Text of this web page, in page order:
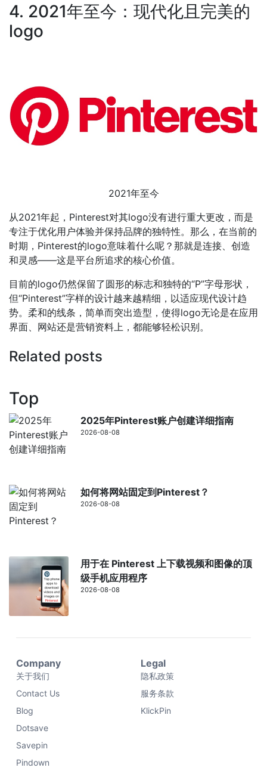
4. 2021年至今：现代化且完美的
logo
2021年至今
从2021年起，Pinterest对其logo没有进行重大更改，而是
专注于优化用户体验并保持品牌的独特性。那么，在当前的
时期，Pinterest的logo意味着什么呢？那就是连接、创造
和灵感——这是平台所追求的核心价值。
目前的logo仍然保留了圆形的标志和独特的“P”字母形状，
但“Pinterest”字样的设计越来越精细，以适应现代设计趋
势。柔和的线条，简单而突出造型，使得logo无论是在应用
界面、网站还是营销资料上，都能够轻松识别。
Related posts
Top
2025年Pinterest账户创建详细指南
2026-08-08
如何将网站固定到Pinterest？
2026-08-08
用于在 Pinterest 上下载视频和图像的顶
级手机应用程序
2026-08-08
Company
关于我们
Contact Us
Blog
Dotsave
Savepin
Pindown
Legal
隐私政策
服务条款
KlickPin